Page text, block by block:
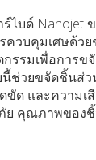
ไบด์ Nanojet ข
วบคุมเศษด้วย
รรมเพื่อการข
ช่วยขจัดชิ้นส่ว
ขัด และความเ
ย คุณภาพของ